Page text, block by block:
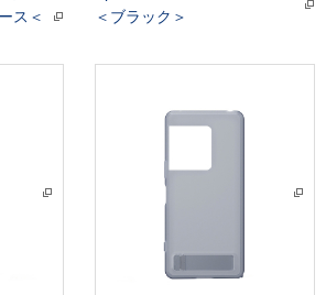
ス＜
＜ブラック＞